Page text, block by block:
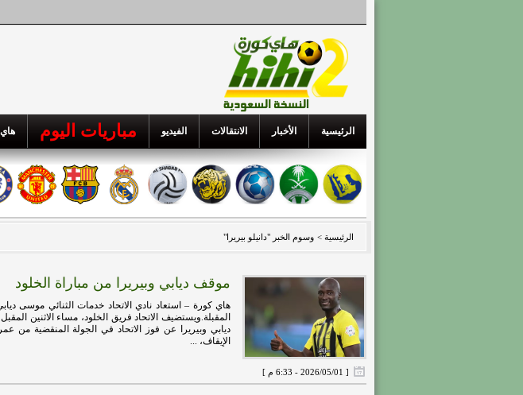
الرئيسية الأخبار الانتقالات الفيديو مباريات اليوم هاي
الرئيسية > وسوم الخبر "دانيلو بيريرا"
موقف ديابي وبيريرا من مباراة الخلود
هاي كورة – استعاد نادي الاتحاد خدمات الثنائي موسى
ديابي وبيريرا عن فوز الاتحاد في الجولة المنقضية من
الإيقاف، ...
[ 2026/05/01 - 6:33 م ]